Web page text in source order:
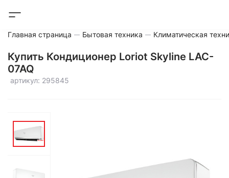
Главная страница Бытовая техника Климатическая
Купить Кондиционер Loriot Skyline LAC-
07AQ
артикул: 295845